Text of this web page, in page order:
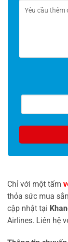
Chỉ với một tấm
thỏa sức mua
cập nhật tại
Airlines. Liên hệ